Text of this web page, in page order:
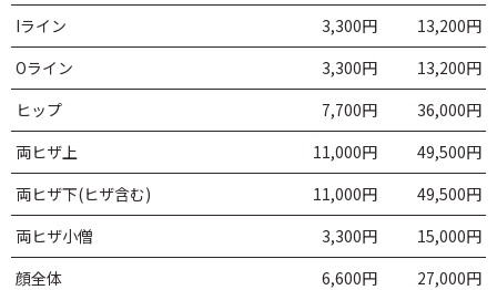
Iライン
3,300円
13,200円
Oライン
3,300円
13,200円
ヒップ
7,700円
36,000円
両ヒザ上
11,000円
49,500円
両ヒザ下(ヒザ含む)
11,000円
49,500円
両ヒザ小僧
3,300円
15,000円
顔全体
6,600円
27,000円